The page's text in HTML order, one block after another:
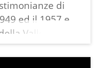
di
ed il 1957 e
Valle dei
il loro invito
del progetto: